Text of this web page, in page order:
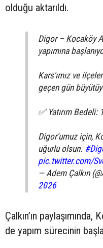
olduğu aktarıldı.
Digor – Kocaköy
yapımına
Kars'ımız ve
geçen gün
✅ Yatırım Bedeli:
Digor'umuz için,
uğurlu olsun.
pic.twitter.com/
— Adem Çalkın
2026
Çalkın’ın
de yapım sürecinin